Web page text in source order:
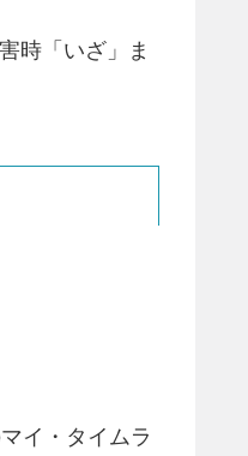
時「いざ」ま
イ・タイムラ